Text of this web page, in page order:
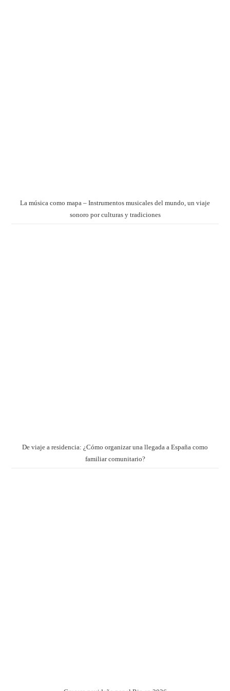
La música como mapa – Instrumentos musicales del mundo, un viaje
sonoro por culturas y tradiciones
De viaje a residencia: ¿Cómo organizar una llegada a España como
familiar comunitario?